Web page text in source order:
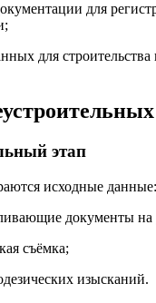
для
для
этап
исходные данные:
документы на
съёмка;
изысканий.